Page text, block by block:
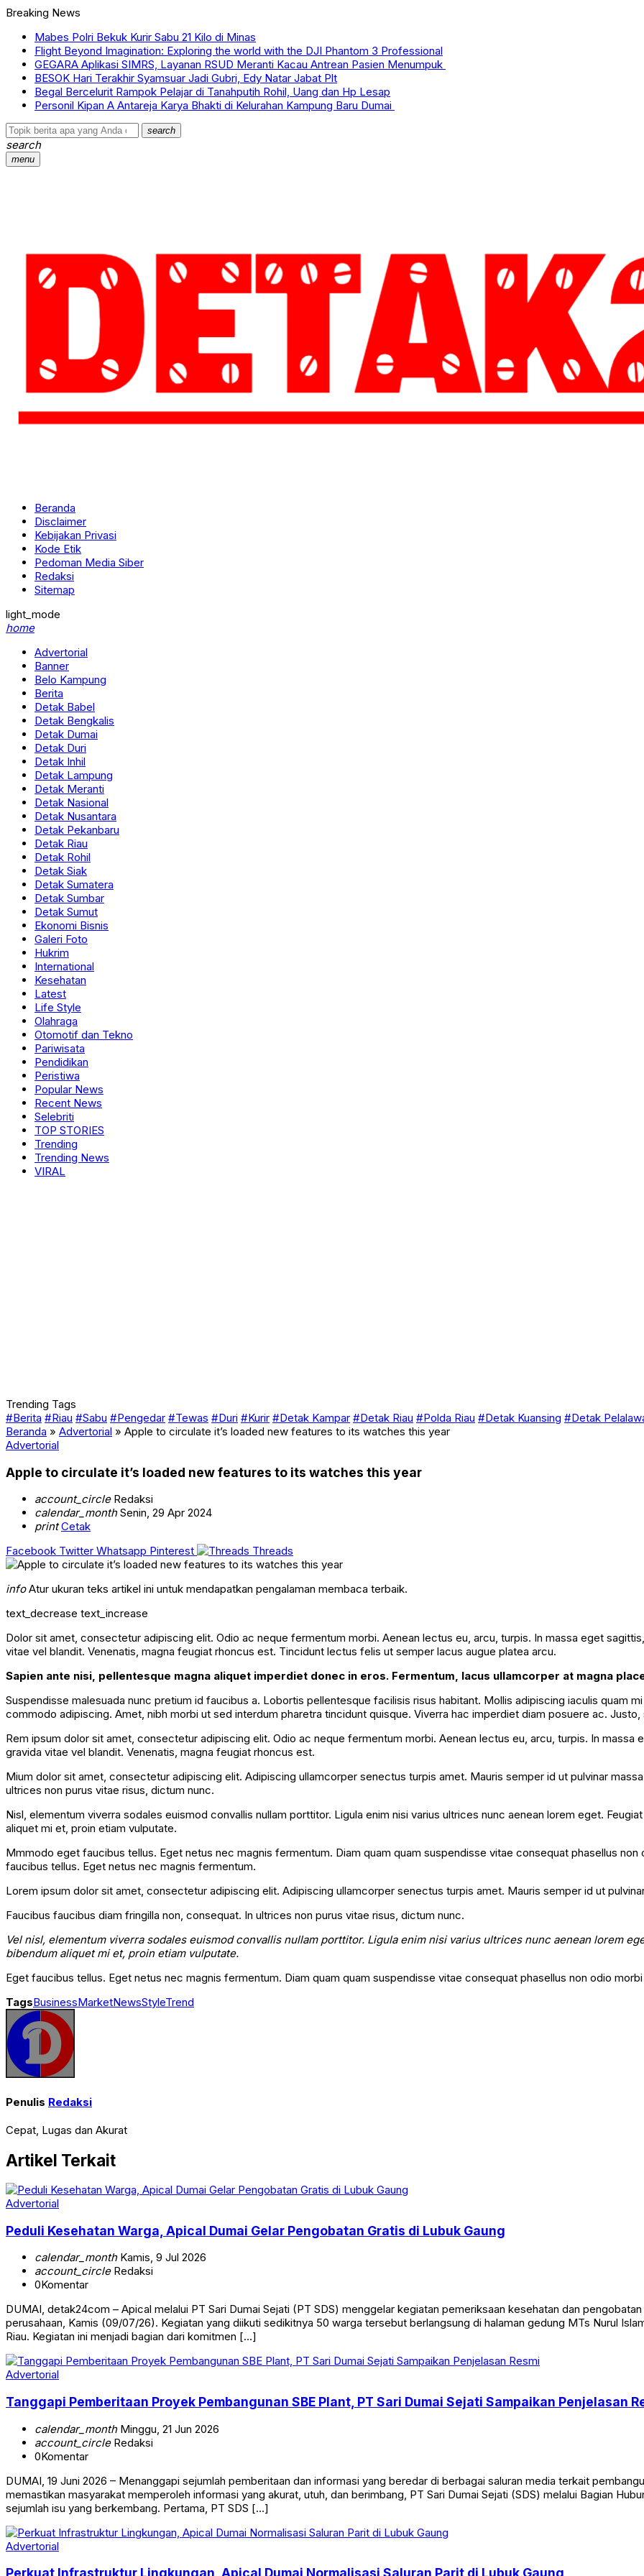
Breaking News
Mabes Polri Bekuk Kurir Sabu 21 Kilo di Minas
Flight Beyond Imagination: Exploring the world with the DJI Phantom 3 Professional
GEGARA Aplikasi SIMRS, Layanan RSUD Meranti Kacau Antrean Pasien Menumpuk
BESOK Hari Terakhir Syamsuar Jadi Gubri, Edy Natar Jabat Plt
Begal Bercelurit Rampok Pelajar di Tanahputih Rohil, Uang dan Hp Lesap
Personil Kipan A Antareja Karya Bhakti di Kelurahan Kampung Baru Dumai
search
search
menu
Beranda
Disclaimer
Kebijakan Privasi
Kode Etik
Pedoman Media Siber
Redaksi
Sitemap
light_mode
home
Advertorial
Banner
Belo Kampung
Berita
Detak Babel
Detak Bengkalis
Detak Dumai
Detak Duri
Detak Inhil
Detak Lampung
Detak Meranti
Detak Nasional
Detak Nusantara
Detak Pekanbaru
Detak Riau
Detak Rohil
Detak Siak
Detak Sumatera
Detak Sumbar
Detak Sumut
Ekonomi Bisnis
Galeri Foto
Hukrim
International
Kesehatan
Latest
Life Style
Olahraga
Otomotif dan Tekno
Pariwisata
Pendidikan
Peristiwa
Popular News
Recent News
Selebriti
TOP STORIES
Trending
Trending News
VIRAL
Trending Tags
#Berita #Riau #Sabu #Pengedar #Tewas #Duri #Kurir #Detak Kampar #Detak Riau #Polda Riau #Detak Kuansing #Detak
Beranda » Advertorial » Apple to circulate it’s loaded new features to its watches this year
Advertorial
Apple to circulate it’s loaded new features to its watches this year
account_circleRedaksi
calendar_monthSenin, 29 Apr 2024
print Cetak
Facebook Twitter Whatsapp Pinterest Threads
infoAtur ukuran teks artikel ini untuk mendapatkan pengalaman membaca terbaik.
text_decrease text_increase
Dolor sit amet, consectetur adipiscing elit. Odio ac neque fermentum morbi. Aenean lectus eu, arcu, turpis. In massa eget
vitae vel blandit. Venenatis, magna feugiat rhoncus est. Tincidunt lectus felis ut semper lacus augue platea arcu.
Sapien ante nisi, pellentesque magna aliquet imperdiet donec in eros. Fermentum, lacus ullamcorper at magna
Suspendisse malesuada nunc pretium id faucibus a. Lobortis pellentesque facilisis risus habitant. Mollis adipiscing iaculis quam
commodo adipiscing. Amet, nibh morbi ut sed interdum pharetra tincidunt quisque. Viverra hac imperdiet diam posuere ac.
Rem ipsum dolor sit amet, consectetur adipiscing elit. Odio ac neque fermentum morbi. Aenean lectus eu, arcu, turpis. In
gravida vitae vel blandit. Venenatis, magna feugiat rhoncus est.
Mium dolor sit amet, consectetur adipiscing elit. Adipiscing ullamcorper senectus turpis amet. Mauris semper id ut pulvinar
ultrices non purus vitae risus, dictum nunc.
Nisl, elementum viverra sodales euismod convallis nullam porttitor. Ligula enim nisi varius ultrices nunc aenean lorem eget.
aliquet mi et, proin etiam vulputate.
Mmmodo eget faucibus tellus. Eget netus nec magnis fermentum. Diam quam quam suspendisse vitae consequat phasellus
faucibus tellus. Eget netus nec magnis fermentum.
Lorem ipsum dolor sit amet, consectetur adipiscing elit. Adipiscing ullamcorper senectus turpis amet. Mauris semper id ut
Faucibus faucibus diam fringilla non, consequat. In ultrices non purus vitae risus, dictum nunc.
Vel nisl, elementum viverra sodales euismod convallis nullam porttitor. Ligula enim nisi varius ultrices nunc aenean lorem
bibendum aliquet mi et, proin etiam vulputate.
Eget faucibus tellus. Eget netus nec magnis fermentum. Diam quam quam suspendisse vitae consequat phasellus non odio
TagsBusinessMarketNewsStyleTrend
Penulis Redaksi
Cepat, Lugas dan Akurat
Artikel Terkait
Advertorial
Peduli Kesehatan Warga, Apical Dumai Gelar Pengobatan Gratis di Lubuk Gaung
calendar_monthKamis, 9 Jul 2026
account_circleRedaksi
0Komentar
DUMAI, detak24com – Apical melalui PT Sari Dumai Sejati (PT SDS) menggelar kegiatan pemeriksaan kesehatan dan
perusahaan, Kamis (09/07/26). Kegiatan yang diikuti sedikitnya 50 warga tersebut berlangsung di halaman gedung MTs Nurul
Riau. Kegiatan ini menjadi bagian dari komitmen […]
Advertorial
Tanggapi Pemberitaan Proyek Pembangunan SBE Plant, PT Sari Dumai Sejati Sampaikan Penjelasan
calendar_monthMinggu, 21 Jun 2026
account_circleRedaksi
0Komentar
DUMAI, 19 Juni 2026 – Menanggapi sejumlah pemberitaan dan informasi yang beredar di berbagai saluran media terkait
memastikan masyarakat memperoleh informasi yang akurat, utuh, dan berimbang, PT Sari Dumai Sejati (SDS) melalui Bagian
sejumlah isu yang berkembang. Pertama, PT SDS […]
Advertorial
Perkuat Infrastruktur Lingkungan, Apical Dumai Normalisasi Saluran Parit di Lubuk Gaung